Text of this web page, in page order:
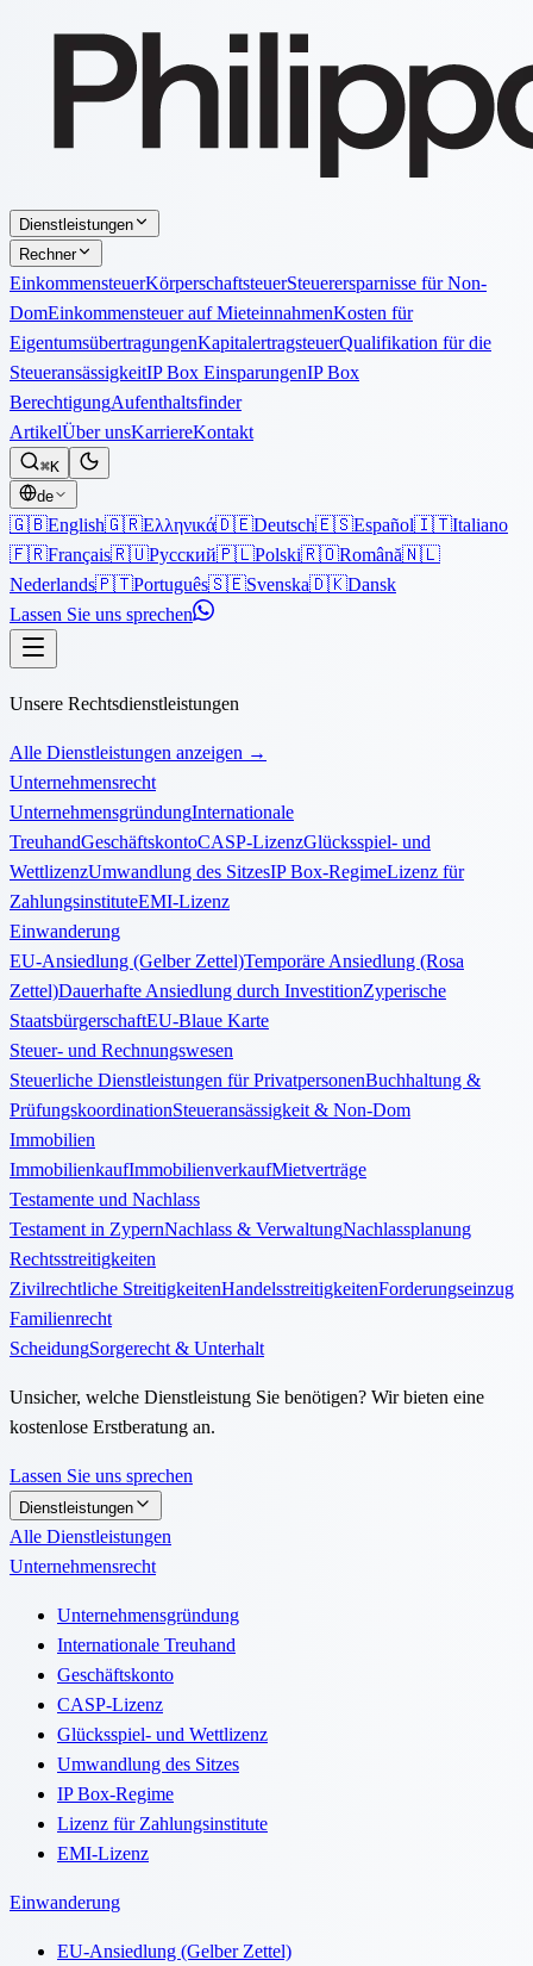
Dienstleistungen
Rechner
EinkommensteuerKörperschaftsteuerSteuerersparnisse für Non-
DomEinkommensteuer auf MieteinnahmenKosten für
EigentumsübertragungenKapitalertragsteuerQualifikation für die
SteueransässigkeitIP Box EinsparungenIP Box
BerechtigungAufenthaltsfinder
ArtikelÜber unsKarriereKontakt
⌘K
de
🇬🇧English🇬🇷Ελληνικά🇩🇪Deutsch🇪🇸Español🇮🇹Italiano
🇫🇷Français🇷🇺Русский🇵🇱Polski🇷🇴Română🇳🇱
Nederlands🇵🇹Português🇸🇪Svenska🇩🇰Dansk
Lassen Sie uns sprechen
Unsere Rechtsdienstleistungen
Alle Dienstleistungen anzeigen →
Unternehmensrecht
UnternehmensgründungInternationale
TreuhandGeschäftskontoCASP-LizenzGlücksspiel- und
WettlizenzUmwandlung des SitzesIP Box-RegimeLizenz für
ZahlungsinstituteEMI-Lizenz
Einwanderung
EU-Ansiedlung (Gelber Zettel)Temporäre Ansiedlung (Rosa
Zettel)Dauerhafte Ansiedlung durch InvestitionZyperische
StaatsbürgerschaftEU-Blaue Karte
Steuer- und Rechnungswesen
Steuerliche Dienstleistungen für PrivatpersonenBuchhaltung &
PrüfungskoordinationSteueransässigkeit & Non-Dom
Immobilien
ImmobilienkaufImmobilienverkaufMietverträge
Testamente und Nachlass
Testament in ZypernNachlass & VerwaltungNachlassplanung
Rechtsstreitigkeiten
Zivilrechtliche StreitigkeitenHandelsstreitigkeitenForderungseinzug
Familienrecht
ScheidungSorgerecht & Unterhalt
Unsicher, welche Dienstleistung Sie benötigen? Wir bieten eine
kostenlose Erstberatung an.
Lassen Sie uns sprechen
Dienstleistungen
Alle Dienstleistungen
Unternehmensrecht
Unternehmensgründung
Internationale Treuhand
Geschäftskonto
CASP-Lizenz
Glücksspiel- und Wettlizenz
Umwandlung des Sitzes
IP Box-Regime
Lizenz für Zahlungsinstitute
EMI-Lizenz
Einwanderung
EU-Ansiedlung (Gelber Zettel)